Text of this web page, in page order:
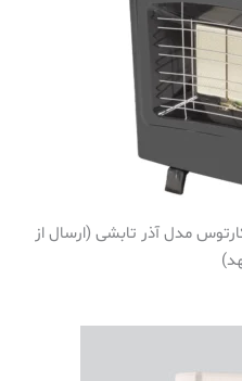
مدل آذر تابشی (ارسال از